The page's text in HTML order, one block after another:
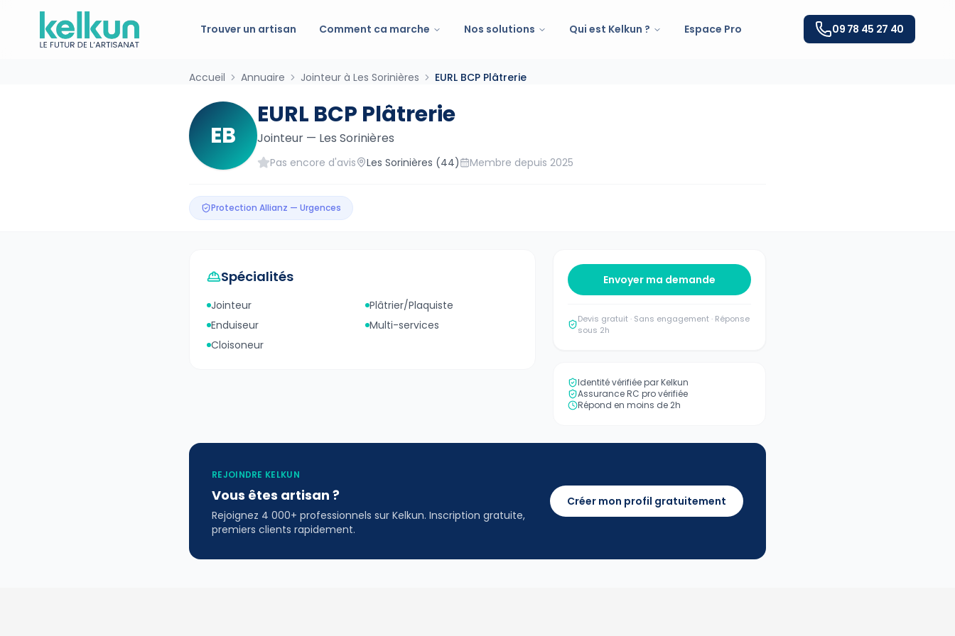
Trouver un artisan Comment ca marche Nos solutions Qui est Kelkun ? Espace Pro 09 78 45 27 40
Accueil Annuaire Jointeur à Les Sorinières EURL BCP Plâtrerie
EB
EURL BCP Plâtrerie
Jointeur — Les Sorinières
Pas encore d'avis Les Sorinières (44) Membre depuis 2025
Protection Allianz — Urgences
Spécialités
Jointeur
Plâtrier/Plaquiste
Enduiseur
Multi-services
Cloisoneur
Envoyer ma demande
Devis gratuit · Sans engagement · Réponse
sous 2h
Identité vérifiée par Kelkun
Assurance RC pro vérifiée
Répond en moins de 2h
REJOINDRE KELKUN
Vous êtes artisan ?
Rejoignez 4 000+ professionnels sur Kelkun. Inscription gratuite,
premiers clients rapidement.
Créer mon profil gratuitement